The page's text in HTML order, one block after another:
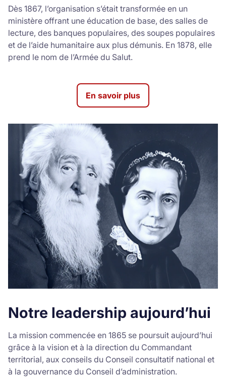
Dès 1867, l’organisation s’était transformée en un
ministère offrant une éducation de base, des salles de
lecture, des banques populaires, des soupes populaires
et de l’aide humanitaire aux plus démunis. En 1878, elle
prend le nom de l’Armée du Salut.
En savoir plus
Notre leadership aujourd’hui
La mission commencée en 1865 se poursuit aujourd’hui
grâce à la vision et à la direction du Commandant
territorial, aux conseils du Conseil consultatif national et
à la gouvernance du Conseil d’administration.